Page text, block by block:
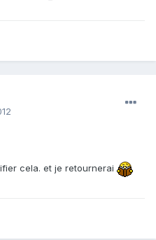
cela. et je retournerai